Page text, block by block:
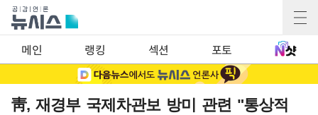
메인 랭킹 섹션 포토
靑, 재경부 국제차관보 방미 관련 "통상적